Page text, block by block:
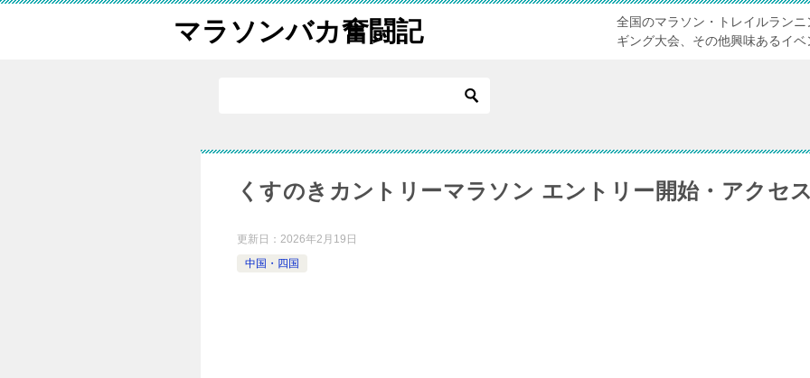
マラソンバカ奮闘記
全国のマラソン・トレイルラン
ギング大会、その他興味あるイ
くすのきカントリーマラソン エントリー開始・アクセ
更新日： 2026年2月19日
中国・四国